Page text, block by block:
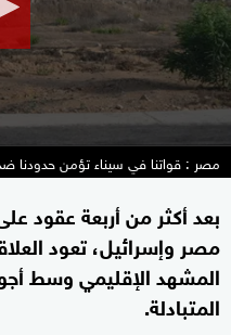
مصر : قواتنا في سيناء تؤمن حدودنا
بعد أكثر من أربعة عقود
مصر وإسرائيل، تعود
المشهد الإقليمي وسط
المتبادلة.